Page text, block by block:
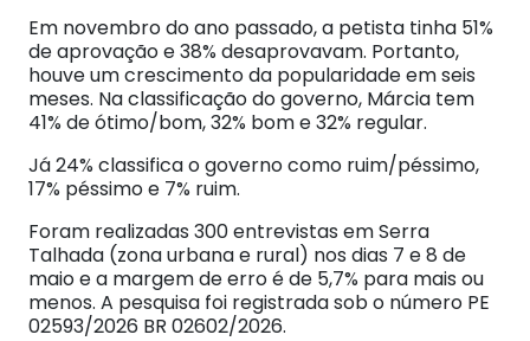
Em novembro do ano passado, a petista tinha 51%
de aprovação e 38% desaprovavam. Portanto,
houve um crescimento da popularidade em seis
meses. Na classificação do governo, Márcia tem
41% de ótimo/bom, 32% bom e 32% regular.
Já 24% classifica o governo como ruim/péssimo,
17% péssimo e 7% ruim.
Foram realizadas 300 entrevistas em Serra
Talhada (zona urbana e rural) nos dias 7 e 8 de
maio e a margem de erro é de 5,7% para mais ou
menos. A pesquisa foi registrada sob o número PE
02593/2026 BR 02602/2026.